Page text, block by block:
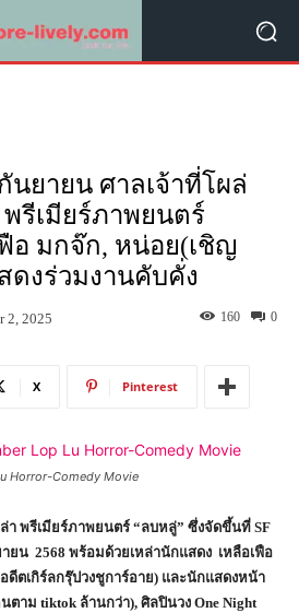
ยายน ศาลเจ้าที่โผล่
รีเมียร์ภาพยนตร์
อ มกจ๊ก, หน่อย(เชิญ
งร่วมงานคับคั่ง
2, 2025 0
160
X Pinterest
Horror-Comedy Movie
พรีเมียร์ภาพยนตร์ “ลบหลู่” ซึ่งจัดขึ้นที่ SF
ยน 2568 พร้อมด้วยเหล่านักแสดง เหลือเฟือ
ดีตเกิร์ลกรุ๊ปวงชูการ์อาย) และนักแสดงหน้า
าม tiktok ล้านกว่า), ศิลปินวง One Night